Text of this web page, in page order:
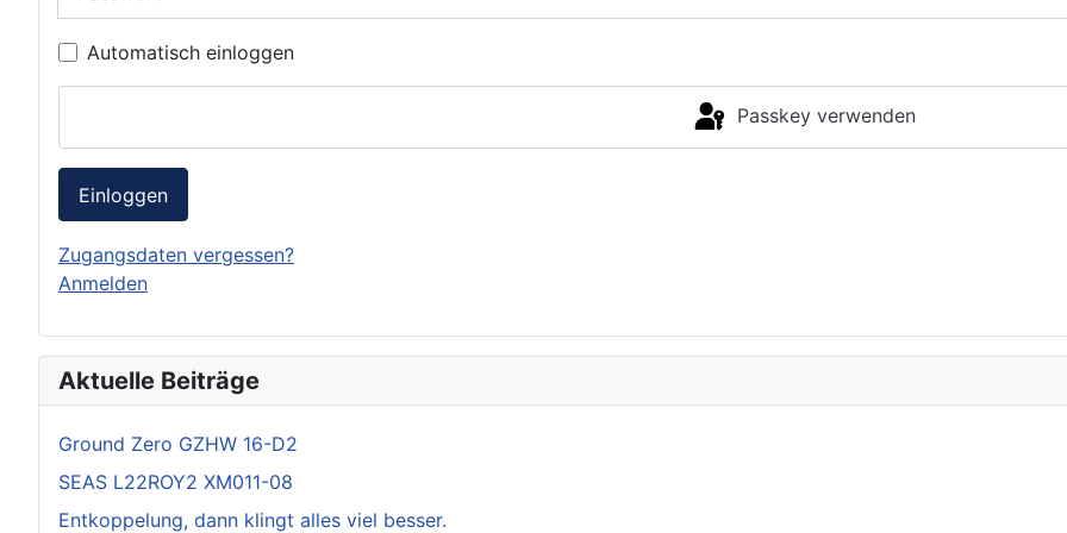
Automatisch einloggen
Passkey verwenden
Einloggen
Zugangsdaten vergessen?
Anmelden
Aktuelle Beiträge
Ground Zero GZHW 16-D2
SEAS L22ROY2 XM011-08
Entkoppelung, dann klingt alles viel besser.